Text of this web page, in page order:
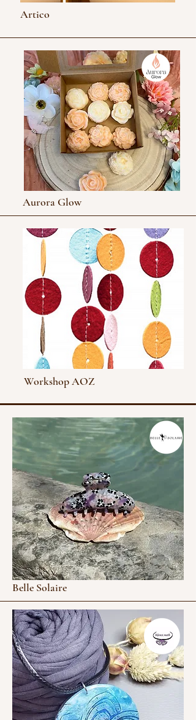
Artico
Aurora Glow
Workshop AOZ
Belle Solaire